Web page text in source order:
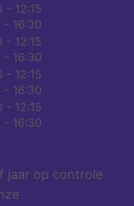
tot
- 12:15
tot
- 16:30
tot
- 12:15
tot
- 16:30
tot
- 12:15
tot
- 16:30
tot
- 12:15
tot
- 16:30
jaar op controle